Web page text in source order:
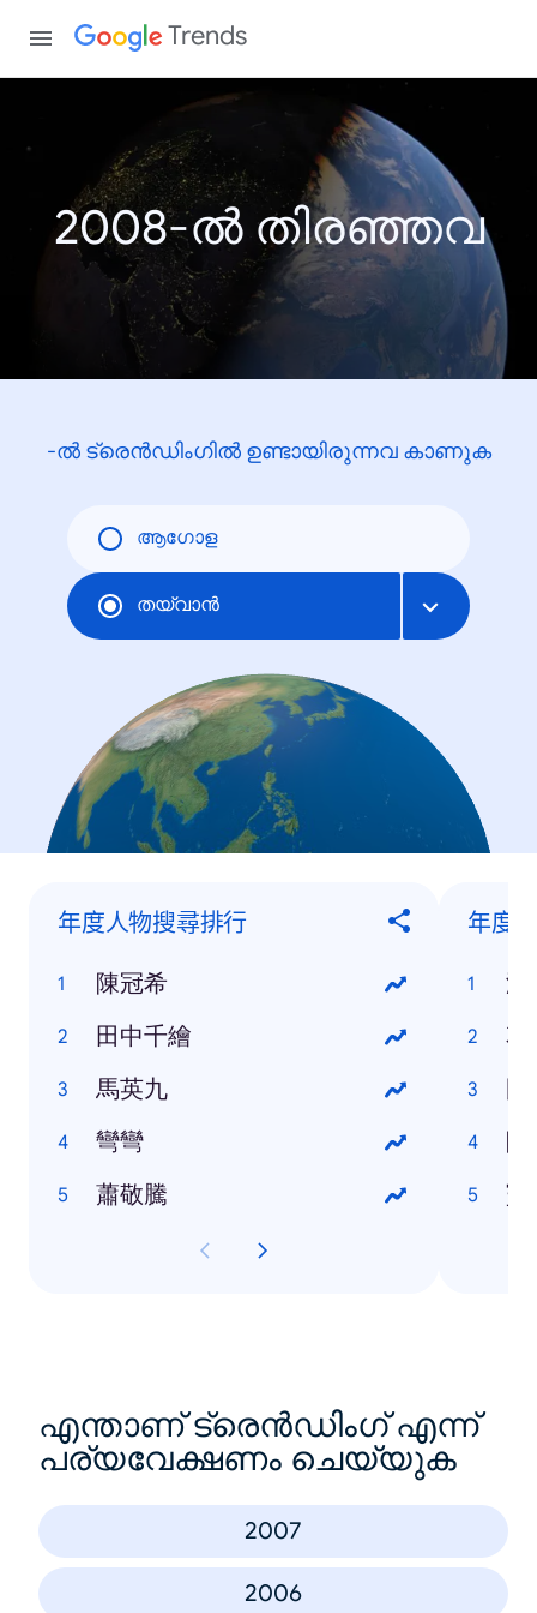
Trends
2008-ൽ തിരഞ്ഞവ
-ൽ ട്രെൻഡിംഗിൽ ഉണ്ടായിരുന്നവ കാണുക
ആഗോള
തയ്‌വാന്‍
年度人物搜尋排行
陳冠希
田中千繪
馬英九
彎彎
蕭敬騰
年度
澎
花
國
阿
寶
എന്താണ് ട്രെൻഡിംഗ് എന്ന്
പര്യവേക്ഷണം ചെയ്യുക
2007
2006